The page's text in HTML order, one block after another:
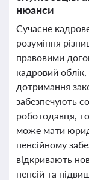
нюанси
Сучасне
розуміння
правовими
кадровий
дотримання
забезпечують
роботодавця,
може мати
пенсійному
відкривають
пенсій та